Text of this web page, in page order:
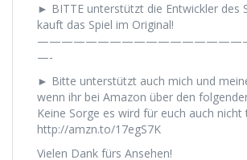
► BITTE unterstützt die Entwickler des
kauft das Spiel im Original!
—-
► Bitte unterstützt auch mich und
wenn ihr bei Amazon über den
Keine Sorge es wird für euch auch nicht
http://amzn.to/17egS7K
Vielen Dank fürs Ansehen!